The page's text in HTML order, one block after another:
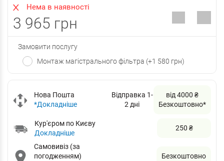
Нема в наявності
3 965 грн
Замовити послугу
Монтаж магістрального фільтра (+1 580 грн)
Нова Пошта
*Докладніше
Відправка 1-
2 дні
від 4000 ₴
Безкоштовно*
Кур'єром по Києву
Докладніше
250 ₴
Самовивіз (за
погодженням)
Безкоштовно